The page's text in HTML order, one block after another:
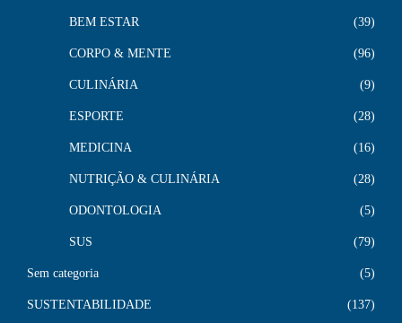
BEM ESTAR 39
CORPO & MENTE 96
CULINÁRIA 9
ESPORTE 28
MEDICINA 16
NUTRIÇÃO & CULINÁRIA 28
ODONTOLOGIA 5
SUS 79
Sem categoria 5
SUSTENTABILIDADE 137